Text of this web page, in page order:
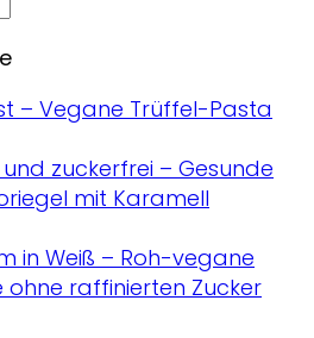
– Vegane Trüffel-Pasta
zuckerfrei – Gesunde
mit Karamell
in Weiß – Roh-vegane
raffinierten Zucker